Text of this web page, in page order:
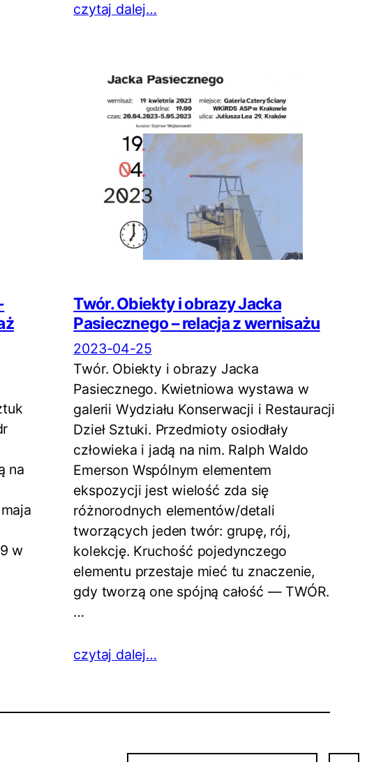
czytaj dalej…
na
w
Twór. Obiekty i obrazy Jacka
Pasiecznego – relacja z wernisażu
2023-04-25
Twór. Obiekty i obrazy Jacka
Pasiecznego. Kwietniowa wystawa w
galerii Wydziału Konserwacji i Restauracji
Dzieł Sztuki. Przedmioty osiodłały
człowieka i jadą na nim. Ralph Waldo
Emerson Wspólnym elementem
ekspozycji jest wielość zda się
różnorodnych elementów/detali
tworzących jeden twór: grupę, rój,
kolekcję. Kruchość pojedynczego
elementu przestaje mieć tu znaczenie,
gdy tworzą one spójną całość — TWÓR.
…
czytaj dalej…